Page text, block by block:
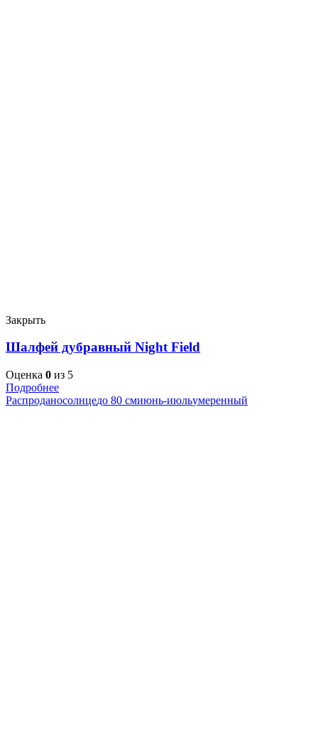
Закрыть
Шалфей дубравный Night Field
Оценка 0 из 5
Подробнее
Распроданосолнцедо 80 смиюнь-июльумеренный